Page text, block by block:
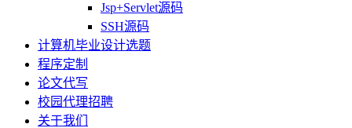
Jsp+Servlet源码
SSH源码
计算机毕业设计选题
程序定制
论文代写
校园代理招聘
关于我们